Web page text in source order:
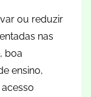
ou reduzir
nas
boa
ensino,